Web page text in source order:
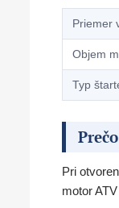
Priemer
Objem
Typ
Pri
motor